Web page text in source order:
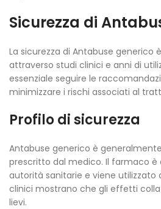
Sicurezza di
La sicurezza di Antabuse
attraverso studi clinici e anni di
essenziale seguire le
minimizzare i rischi associati al
Profilo di sicurezza
Antabuse generico è
prescritto dal medico. Il farmaco è
autorità sanitarie e viene utilizzato
clinici mostrano che gli effetti
lievi.